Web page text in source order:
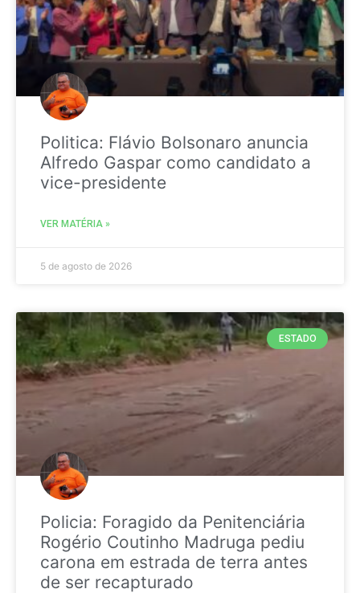
Politica: Flávio Bolsonaro anuncia
Alfredo Gaspar como candidato a
vice-presidente
VER MATÉRIA »
5 de agosto de 2026
ESTADO
Policia: Foragido da Penitenciária
Rogério Coutinho Madruga pediu
carona em estrada de terra antes
de ser recapturado